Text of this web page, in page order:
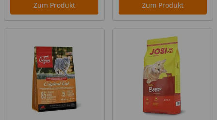
Zum Produkt Zum Produkt